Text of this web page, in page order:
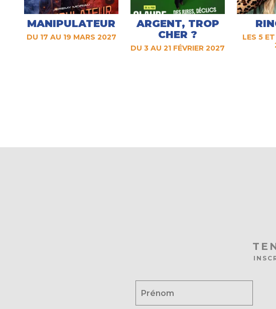
MANIPULATEUR
DU 17 AU 19 MARS 2027
ARGENT, TROP
CHER ?
DU 3 AU 21 FÉVRIER 2027
LES 5